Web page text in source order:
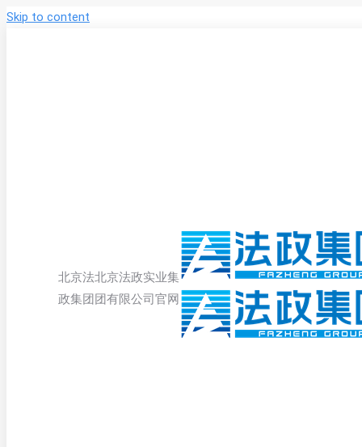
Skip to content
北京法
政集团
北京法政实业集
团有限公司官网